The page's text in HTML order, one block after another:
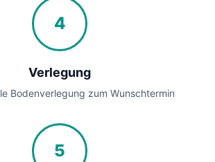
4
Verlegung
Bodenverlegung zum Wunschtermin
5